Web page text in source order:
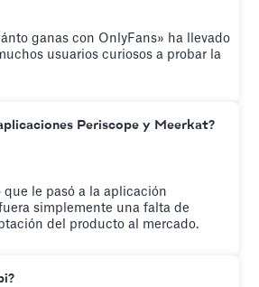
ganas con OnlyFans» ha llevado
usuarios curiosos a probar la
Periscope y Meerkat?
que le pasó a la aplicación
simplemente una falta de
del producto al mercado.